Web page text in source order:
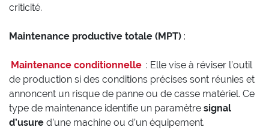
criticité.
Maintenance productive totale (MPT) :
Maintenance conditionnelle : Elle vise à réviser l’outil
de production si des conditions précises sont réunies et
annoncent un risque de panne ou de casse matériel. Ce
type de maintenance identifie un paramètre signal
d’usure d’une machine ou d’un équipement.